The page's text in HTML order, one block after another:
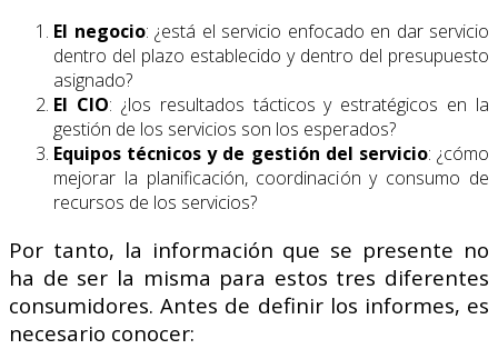
El negocio: ¿está el servicio enfocado en dar servicio
dentro del plazo establecido y dentro del presupuesto
asignado?
El CIO: ¿los resultados tácticos y estratégicos en la
gestión de los servicios son los esperados?
Equipos técnicos y de gestión del servicio: ¿cómo
mejorar la planificación, coordinación y consumo de
recursos de los servicios?
Por tanto, la información que se presente no
ha de ser la misma para estos tres diferentes
consumidores. Antes de definir los informes, es
necesario conocer: